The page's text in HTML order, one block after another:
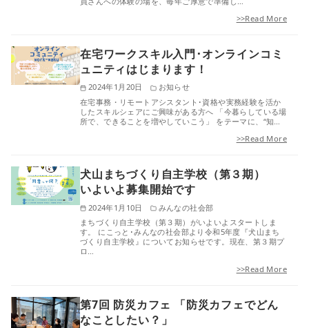
>>Read More
在宅ワークスキル入門･オンラインコミ
ュニティはじまります！
2024年1月20日
お知らせ
在宅事務・リモートアシスタント･資格や実務経験を活か
したスキルシェアにご興味がある方へ 「今暮らしている場
所で、できることを増やしていこう」 をテーマに、“知…
>>Read More
犬山まちづくり自主学校（第３期）
いよいよ募集開始です
2024年1月10日
みんなの社会部
まちづくり自主学校（第３期）がいよいよスタートしま
す。 にこっと･みんなの社会部より令和5年度『犬山まち
づくり自主学校』についてお知らせです。現在、第３期プ
ロ…
>>Read More
第7回 防災カフェ 「防災カフェでどん
なことしたい？」